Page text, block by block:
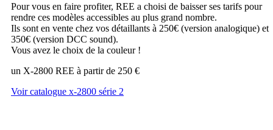
Pour vous en faire profiter, REE a choisi de baisser ses tarifs pour
rendre ces modèles accessibles au plus grand nombre.
Ils sont en vente chez vos détaillants à 250€ (version analogique) et
350€ (version DCC sound).
Vous avez le choix de la couleur !
un X-2800 REE à partir de 250 €
Voir catalogue x-2800 série 2